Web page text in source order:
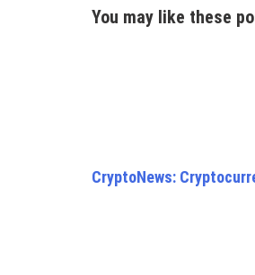
You may like these
CryptoNews: